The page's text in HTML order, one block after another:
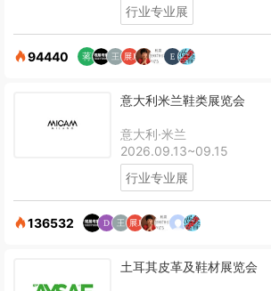
行业专业展
94440
意大利米兰鞋类展览会
意大利·米兰
2026.09.13~09.15
行业专业展
136532
土耳其皮革及鞋材展览会